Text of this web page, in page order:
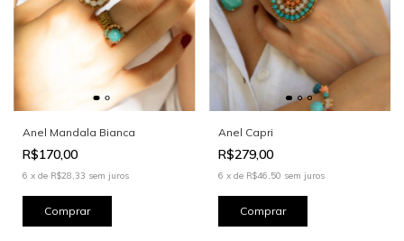
Anel Mandala Bianca
R$170,00
6 x de R$28,33 sem juros
Anel Capri
R$279,00
6 x de R$46,50 sem juros